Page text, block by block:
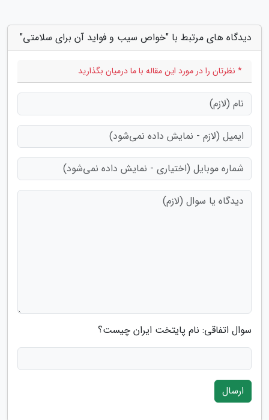
دیدگاه های مرتبط با "خواص سیب و فواید آن برای سلامتی"
* نظرتان را در مورد این مقاله با ما درمیان بگذارید
سوال اتفاقی: نام پایتخت ایران چیست؟
ارسال